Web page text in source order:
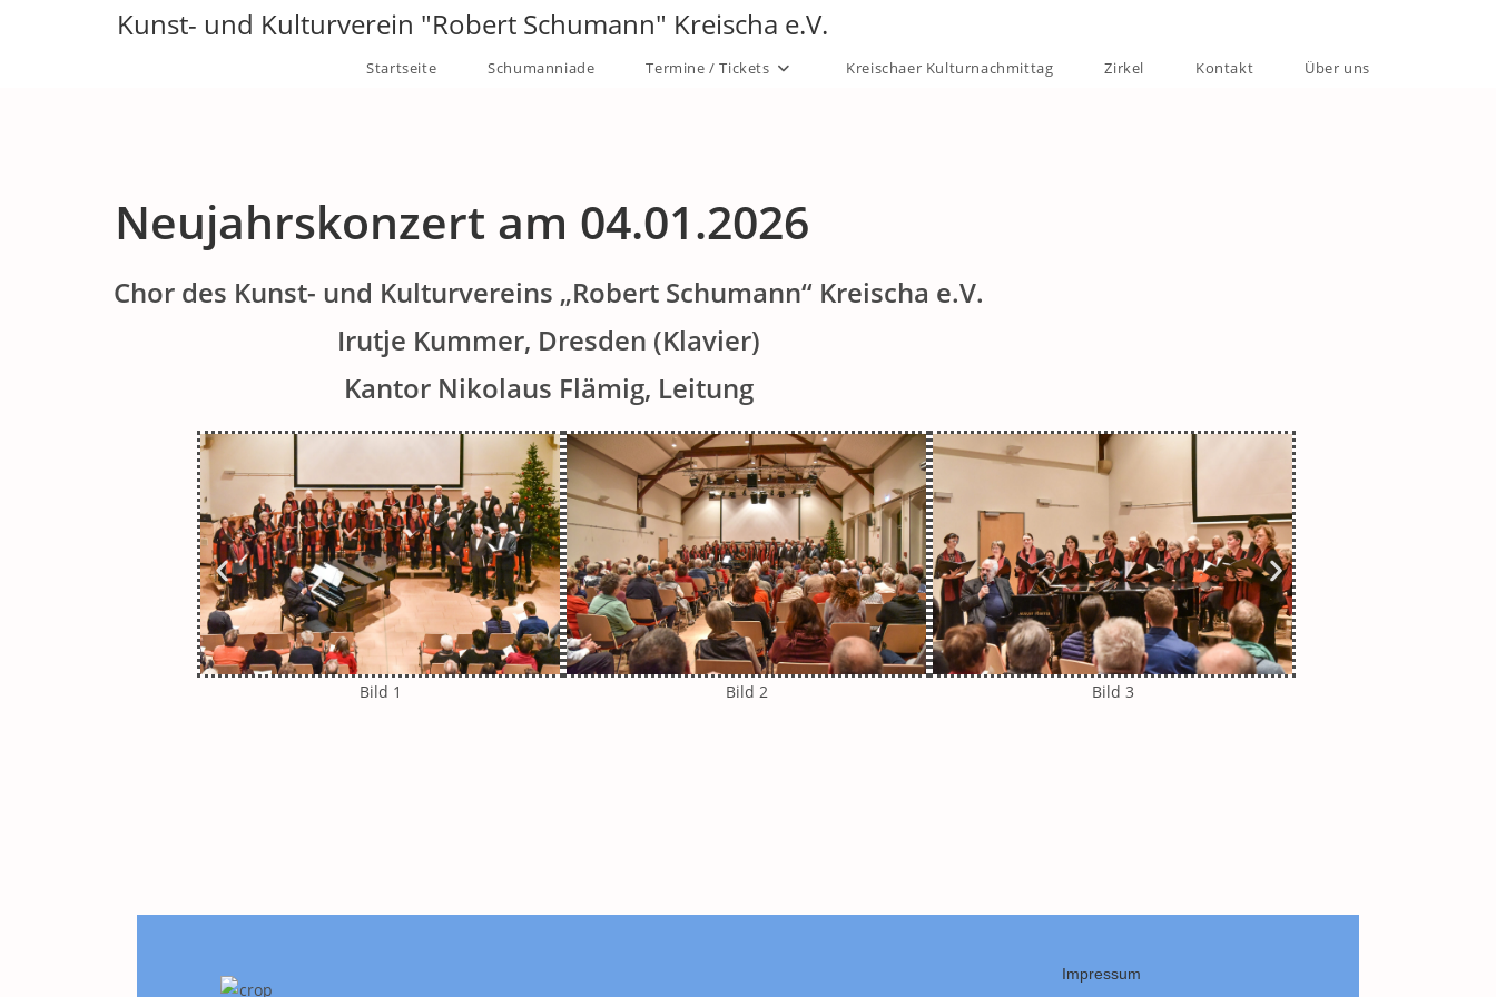
Kunst- und Kulturverein "Robert Schumann" Kreischa e.V.
Startseite Schumanniade Termine / Tickets Kreischaer Kulturnachmittag Zirkel Kontakt Über uns
Neujahrskonzert am 04.01.2026
Chor des Kunst- und Kulturvereins „Robert Schumann“ Kreischa e.V.
Irutje Kummer, Dresden (Klavier)
Kantor Nikolaus Flämig, Leitung
Bild 1 Bild 2 Bild 3
Impressum